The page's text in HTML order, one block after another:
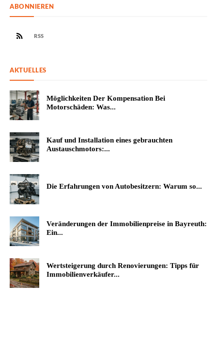
ABONNIEREN
RSS
AKTUELLES
Möglichkeiten Der Kompensation Bei
Motorschäden: Was...
Kauf und Installation eines gebrauchten
Austauschmotors:...
Die Erfahrungen von Autobesitzern: Warum so...
Veränderungen der Immobilienpreise in Bayreuth:
Ein...
Wertsteigerung durch Renovierungen: Tipps für
Immobilienverkäufer...